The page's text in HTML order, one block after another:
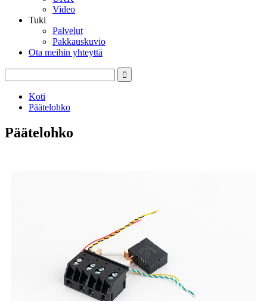
Video
Tuki
Palvelut
Pakkauskuvio
Ota meihin yhteyttä
Koti
Päätelohko
Päätelohko